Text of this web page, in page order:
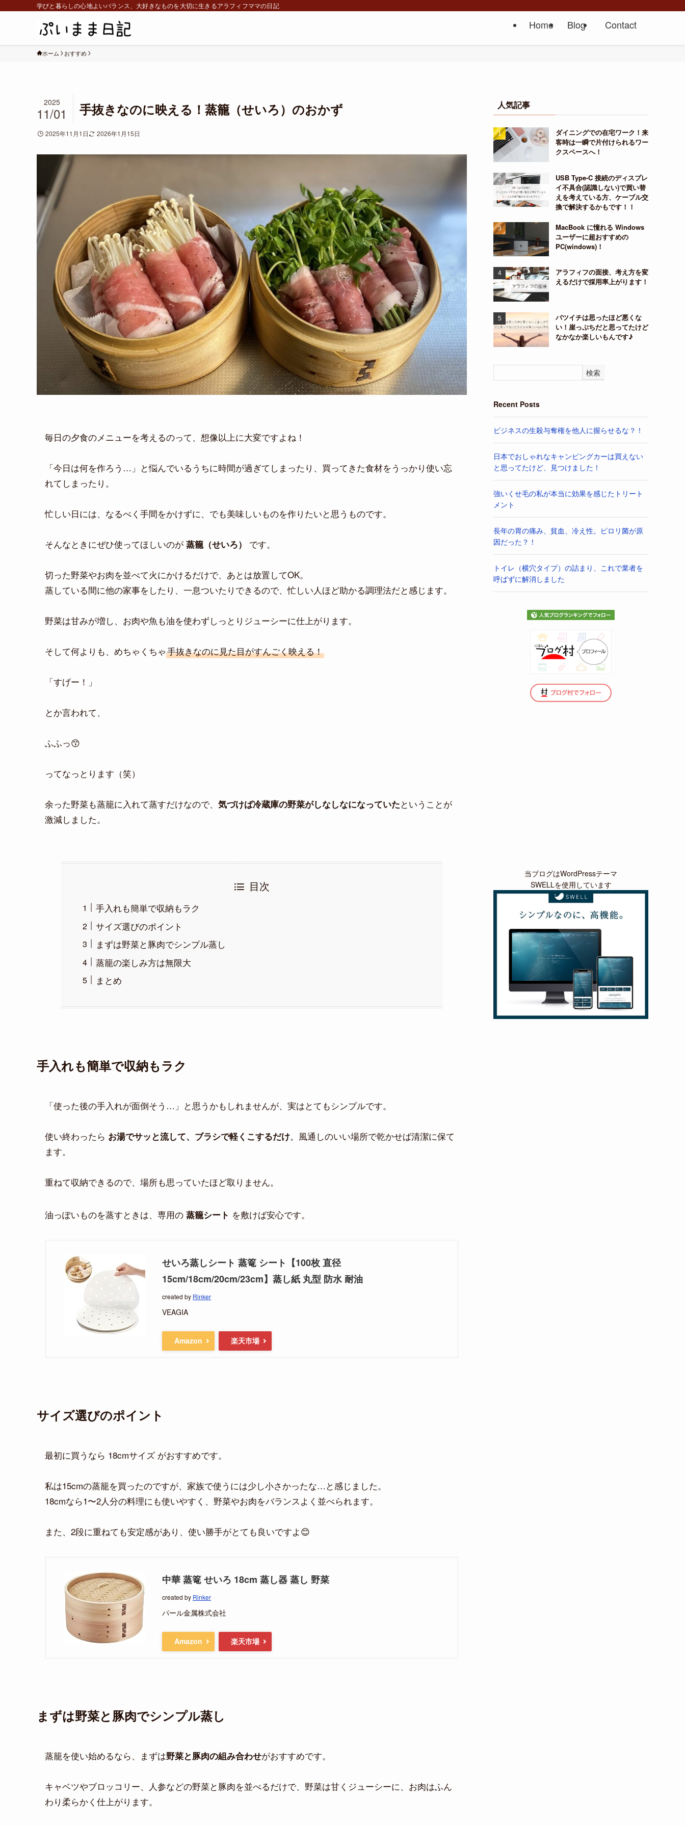
学びと暮らしの心地よいバランス、大好きなものを大切に生きるアラフィフママの日記
Home Blog Contact
ホーム おすすめ
手抜きなのに映える！蒸籠（せいろ）のおかず
2025
11/01
2025年11月1日 2026年1月15日
毎日の夕食のメニューを考えるのって、想像以上に大変ですよね！
「今日は何を作ろう…」と悩んでいるうちに時間が過ぎてしまったり、買ってきた食材をうっかり使い忘
れてしまったり。
忙しい日には、なるべく手間をかけずに、でも美味しいものを作りたいと思うものです。
そんなときにぜひ使ってほしいのが 蒸籠（せいろ） です。
切った野菜やお肉を並べて火にかけるだけで、あとは放置してOK。
蒸している間に他の家事をしたり、一息ついたりできるので、忙しい人ほど助かる調理法だと感じます。
野菜は甘みが増し、お肉や魚も油を使わずしっとりジューシーに仕上がります。
そして何よりも、めちゃくちゃ手抜きなのに見た目がすんごく映える！
「すげー！」
とか言われて、
ふふっ😙
ってなっとります（笑）
余った野菜も蒸籠に入れて蒸すだけなので、 気づけば冷蔵庫の野菜がしなしなになっていたということが
激減しました。
目次
手入れも簡単で収納もラク
サイズ選びのポイント
まずは野菜と豚肉でシンプル蒸し
蒸籠の楽しみ方は無限大
まとめ
手入れも簡単で収納もラク
「使った後の手入れが面倒そう…」と思うかもしれませんが、実はとてもシンプルです。
使い終わったら お湯でサッと流して、ブラシで軽くこするだけ。風通しのいい場所で乾かせば清潔に保て
ます。
重ねて収納できるので、場所も思っていたほど取りません。
油っぽいものを蒸すときは、専用の 蒸籠シート を敷けば安心です。
せいろ蒸しシート 蒸篭 シート【100枚 直径
15cm/18cm/20cm/23cm】蒸し紙 丸型 防水 耐油
created by Rinker
VEAGIA
Amazon 楽天市場
サイズ選びのポイント
最初に買うなら 18cmサイズ がおすすめです。
私は15cmの蒸籠を買ったのですが、家族で使うには少し小さかったな…と感じました。
18cmなら1〜2人分の料理にも使いやすく、野菜やお肉をバランスよく並べられます。
また、2段に重ねても安定感があり、使い勝手がとても良いですよ😊
中華 蒸篭 せいろ 18cm 蒸し器 蒸し 野菜
created by Rinker
パール金属株式会社
Amazon 楽天市場
まずは野菜と豚肉でシンプル蒸し
蒸籠を使い始めるなら、まずは野菜と豚肉の組み合わせがおすすめです。
キャベツやブロッコリー、人参などの野菜と豚肉を並べるだけで、野菜は甘くジューシーに、お肉はふん
わり柔らかく仕上がります。
人気記事
ダイニングでの在宅ワーク！来
客時は一瞬で片付けられるワー
クスペースへ！
USB Type-C 接続のディスプレ
イ不具合(認識しない)で買い替
えを考えている方、ケーブル交
換で解決するかもです！！
MacBook に憧れる Windows
ユーザーに超おすすめの
PC(windows)！
アラフィフの面接、考え方を変
えるだけで採用率上がります！
バツイチは思ったほど悪くな
い！崖っぷちだと思ってたけど
なかなか楽しいもんです♪
検索
Recent Posts
ビジネスの生殺与奪権を他人に握らせるな？！
日本でおしゃれなキャンピングカーは買えない
と思ってたけど、見つけました！
強いくせ毛の私が本当に効果を感じたトリート
メント
長年の胃の痛み、貧血、冷え性。ピロリ菌が原
因だった？！
トイレ（横穴タイプ）の詰まり、これで業者を
呼ばずに解消しました
当ブログはWordPressテーマ
SWELLを使用しています